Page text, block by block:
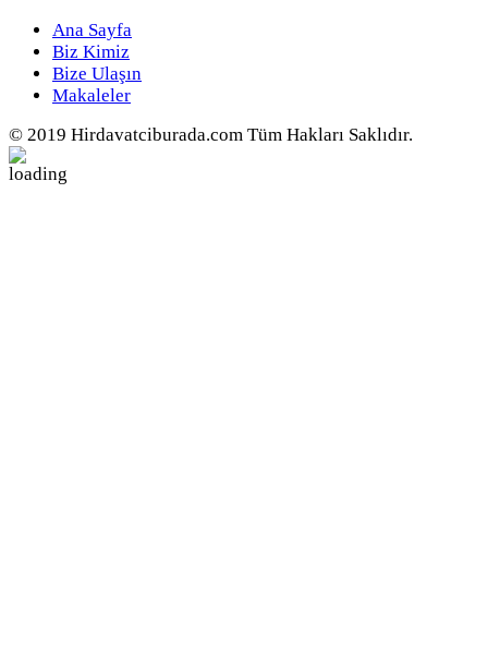
Ana Sayfa
Biz Kimiz
Bize Ulaşın
Makaleler
© 2019 Hirdavatciburada.com Tüm Hakları Saklıdır.